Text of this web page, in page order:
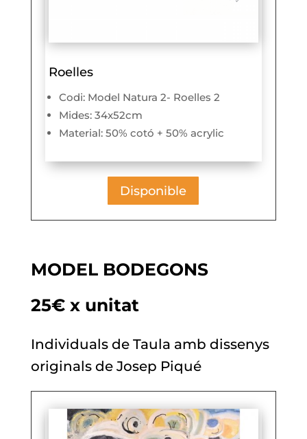
Roelles
Codi: Model Natura 2- Roelles 2
Mides: 34x52cm
Material: 50% cotó + 50% acrylic
Disponible
MODEL BODEGONS
25€ x unitat
Individuals de Taula amb dissenys
originals de Josep Piqué